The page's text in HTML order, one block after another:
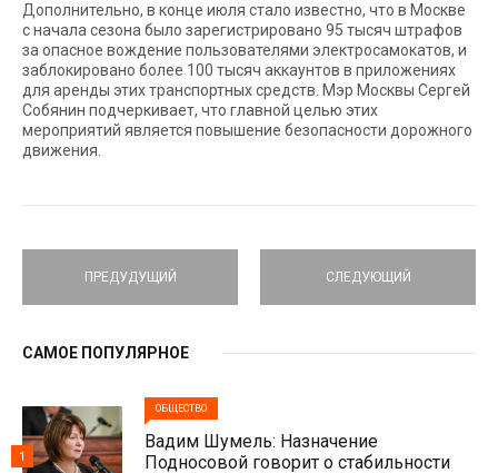
Дополнительно, в конце июля стало известно, что в Москве
с начала сезона было зарегистрировано 95 тысяч штрафов
за опасное вождение пользователями электросамокатов, и
заблокировано более 100 тысяч аккаунтов в приложениях
для аренды этих транспортных средств. Мэр Москвы Сергей
Собянин подчеркивает, что главной целью этих
мероприятий является повышение безопасности дорожного
движения.
ПРЕДУДУЩИЙ СЛЕДУЮЩИЙ
САМОЕ ПОПУЛЯРНОЕ
ОБЩЕСТВО
Вадим Шумель: Назначение
Подносовой говорит о стабильности
1